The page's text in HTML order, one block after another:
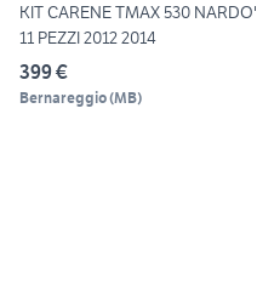
KIT CARENE TMAX 530 NARDO'
11 PEZZI 2012 2014
399 €
Bernareggio(MB)